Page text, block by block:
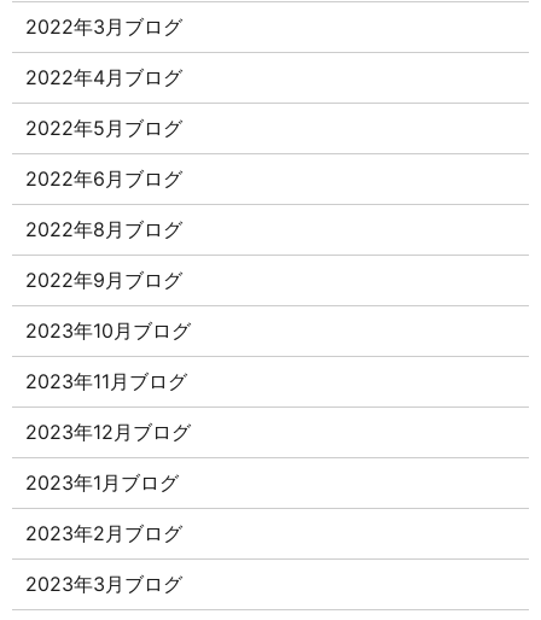
2022年3月ブログ
2022年4月ブログ
2022年5月ブログ
2022年6月ブログ
2022年8月ブログ
2022年9月ブログ
2023年10月ブログ
2023年11月ブログ
2023年12月ブログ
2023年1月ブログ
2023年2月ブログ
2023年3月ブログ